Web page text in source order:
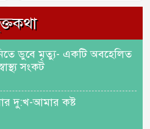
ডুবে মৃত্যু- একটি অবহেলিত
সংকট
দু:খ-আমার কষ্ট